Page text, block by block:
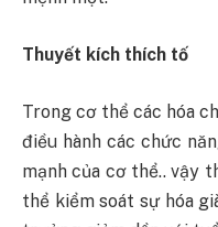
Thuyết kích thích tố
Trong cơ thể các hóa
điều hành các chức
mạnh của cơ thể.. vậy
thể kiểm soát sự hóa